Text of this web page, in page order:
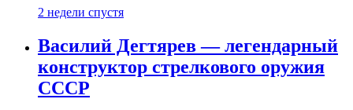
2 недели спустя
Василий Дегтярев — легендарный
конструктор стрелкового оружия
СССР